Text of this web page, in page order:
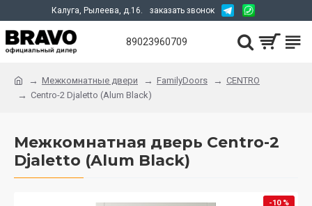
Калуга, Рылеева, д.16. заказать звонок
89023960709
Межкомнатные двери FamilyDoors
CENTRO
Centro-2 Djaletto (Alum Black)
Межкомнатная дверь Centro-2
Djaletto (Alum Black)
-10 %